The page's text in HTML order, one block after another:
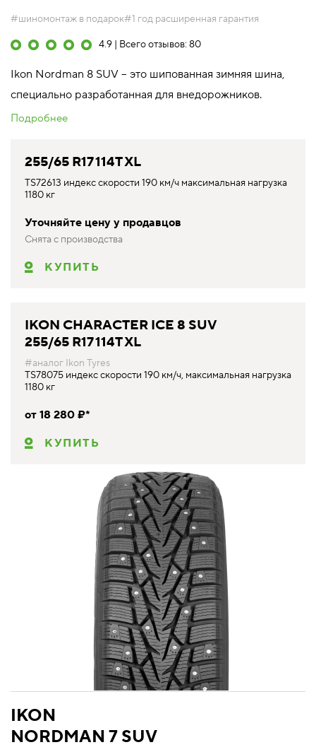
#шиномонтаж в подарок#1 год расширенная гарантия
4.9 | Всего отзывов: 80
Ikon Nordman 8 SUV – это шипованная зимняя шина,
специально разработанная для внедорожников.
Подробнее
255/65 R17 114T XL
TS72613 индекс скорости 190 км/ч максимальная нагрузка
1180 кг
Уточняйте цену у продавцов
Снята с производства
КУПИТЬ
IKON CHARACTER ICE 8 SUV
255/65 R17 114T XL
#аналог Ikon Tyres
TS78075 индекс скорости 190 км/ч, максимальная нагрузка
1180 кг
от 18 280 ₽*
КУПИТЬ
IKON
NORDMAN 7 SUV